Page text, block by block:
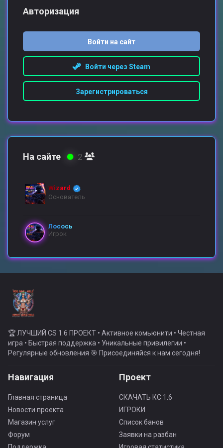
Авторизация
Войти на сайт
Войти через Steam
Зарегистрироваться
На сайте 2
Wizard
Основатель
Лосось
Игрок
🏆 ЛУЧШИЙ CS 1.6 ПРОЕКТ • Активное комьюнити • Честная
игра • Быстрая поддержка • Уникальные привилегии •
Регулярные обновления 🎯 Присоединяйся к нам сегодня!
Навигация
Главная страница
Новости проекта
Магазин услуг
Форум
Проект
СКАЧАТЬ КС 1.6
ИГРОКИ
Список банов
Заявки на разбан